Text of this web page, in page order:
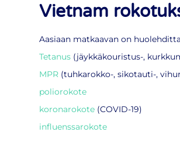
Vietnam
Aasiaan matkaavan on
Tetanus (jäykkäkouristus-,
MPR (tuhkarokko-, sikotauti-,
poliorokote
koronarokote (COVID-19)
influenssarokote